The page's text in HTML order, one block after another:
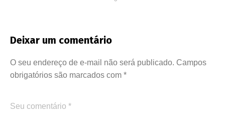
Deixar um comentário
O seu endereço de e-mail não será publicado. Campos
obrigatórios são marcados com *